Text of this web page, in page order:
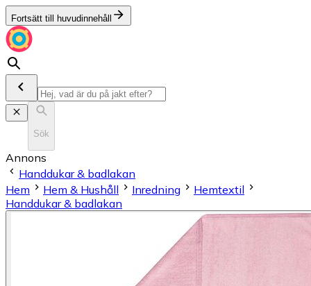
Fortsätt till huvudinnehåll
Sök
Annons
Handdukar & badlakan
Hem
Hem & Hushåll Inredning
Hemtextil
Handdukar & badlakan